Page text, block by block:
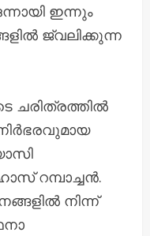
ഇന്നും
ജ്വലിക്കുന്ന
ചരിത്രത്തിൽ
റമ്പാച്ചൻ.
നിന്ന്